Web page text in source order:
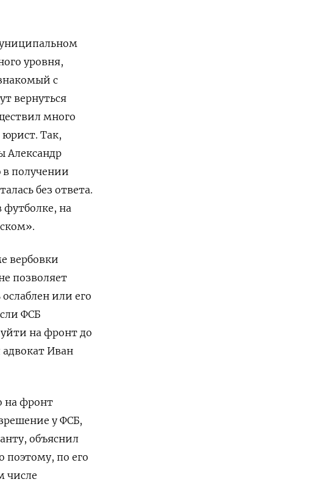
уровня,
с
вернуться
много
Так,
Александр
в получении
без ответа.
футболке, на
вербовки
позволяет
или его
ФСБ
на фронт до
Иван
на фронт
у ФСБ,
объяснил
поэтому, по его
числе